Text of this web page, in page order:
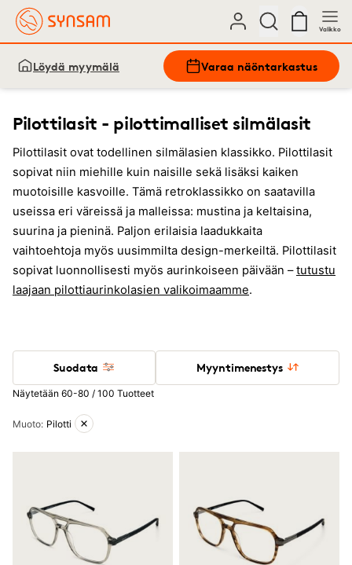
Valikko
Löydä myymälä Varaa näöntarkastus
Pilottilasit - pilottimalliset silmälasit
Pilottilasit ovat todellinen silmälasien klassikko. Pilottilasit
sopivat niin miehille kuin naisille sekä lisäksi kaiken
muotoisille kasvoille. Tämä retroklassikko on saatavilla
useissa eri väreissä ja malleissa: mustina ja keltaisina,
suurina ja pieninä. Paljon erilaisia laadukkaita
vaihtoehtoja myös uusimmilta design-merkeiltä. Pilottilasit
sopivat luonnollisesti myös aurinkoiseen päivään –tutustu
laajaan pilottiaurinkolasien valikoimaamme.
Suodata Myyntimenestys
Näytetään 60-80 / 100 Tuotteet
Aktiiviset suodattimet
Muoto: Pilotti